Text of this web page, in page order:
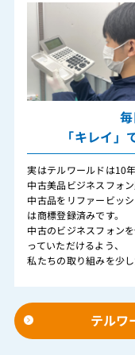
「キレイ」
実はテルワールドは10
中古美品ビジネスフォン
中古品をリファービッ
は商標登録済みです。
中古のビジネスフォン
っていただけるよう、
私たちの取り組みを少
テルワ